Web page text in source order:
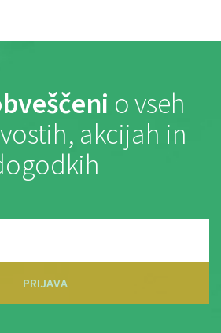
o vseh
akcijah in
PRIJAVA